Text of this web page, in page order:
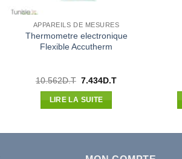
APPAREILS DE MESURES
Thermometre electronique
Flexible Accutherm
10.562D.T Le
initial
était :
7.434D.TLe
LIRE LA SUITE